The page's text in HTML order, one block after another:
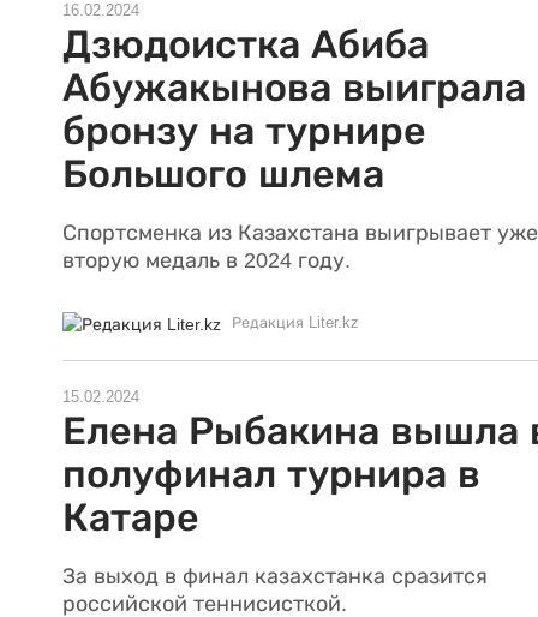
16.02.2024
Дзюдоистка Абиба
Абужакынова выиграла
бронзу на турнире
Большого шлема
Спортсменка из Казахстана выигрывает уже
вторую медаль в 2024 году.
Редакция Liter.kz
15.02.2024
Елена Рыбакина вышла
полуфинал турнира в
Катаре
За выход в финал казахстанка сразится
российской теннисисткой.